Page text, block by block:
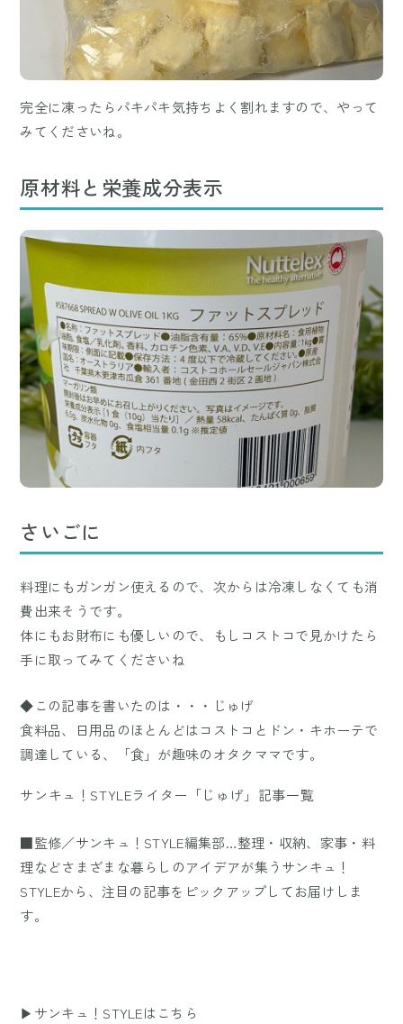
完全に凍ったらパキパキ気持ちよく割れますので、やって
みてくださいね。
原材料と栄養成分表示
さいごに
料理にもガンガン使えるので、次からは冷凍しなくても消
費出来そうです。
体にもお財布にも優しいので、もしコストコで見かけたら
手に取ってみてくださいね
◆この記事を書いたのは・・・じゅげ
食料品、日用品のほとんどはコストコとドン・キホーテで
調達している、「食」が趣味のオタクママです。
サンキュ！STYLEライター「じゅげ」記事一覧
■監修／サンキュ！STYLE編集部…整理・収納、家事・料
理などさまざまな暮らしのアイデアが集うサンキュ！
STYLEから、注目の記事をピックアップしてお届けしま
す。
▶サンキュ！STYLEはこちら